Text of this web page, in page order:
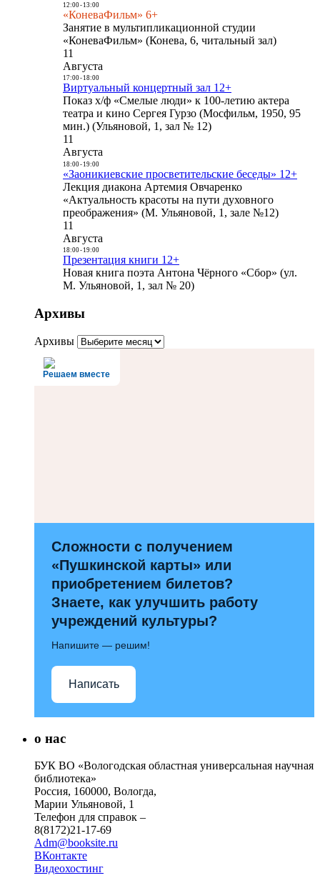
12:00- 13:00
«КоневаФильм» 6+
Занятие в мультипликационной студии
«КоневаФильм» (Конева, 6, читальный зал)
11
Августа
17:00- 18:00
Виртуальный концертный зал 12+
Показ х/ф «Смелые люди» к 100-летию актера
театра и кино Сергея Гурзо (Мосфильм, 1950, 95
мин.) (Ульяновой, 1, зал № 12)
11
Августа
18:00- 19:00
«Заоникиевские просветительские беседы» 12+
Лекция диакона Артемия Овчаренко
«Актуальность красоты на пути духовного
преображения» (М. Ульяновой, 1, зале №12)
11
Августа
18:00- 19:00
Презентация книги 12+
Новая книга поэта Антона Чёрного «Сбор» (ул.
М. Ульяновой, 1, зал № 20)
Архивы
Архивы
Решаем вместе
Сложности с получением
«Пушкинской карты» или
приобретением билетов?
Знаете, как улучшить работу
учреждений культуры?
Напишите — решим!
Написать
о нас
БУК ВО «Вологодская областная универсальная научная
библиотека»
Россия, 160000, Вологда,
Марии Ульяновой, 1
Телефон для справок –
8(8172)21-17-69
Adm@booksite.ru
ВКонтакте
Видеохостинг